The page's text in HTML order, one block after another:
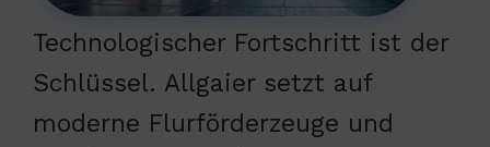
Technologischer Fortschritt ist der
Schlüssel. Allgaier setzt auf
moderne Flurförderzeuge und